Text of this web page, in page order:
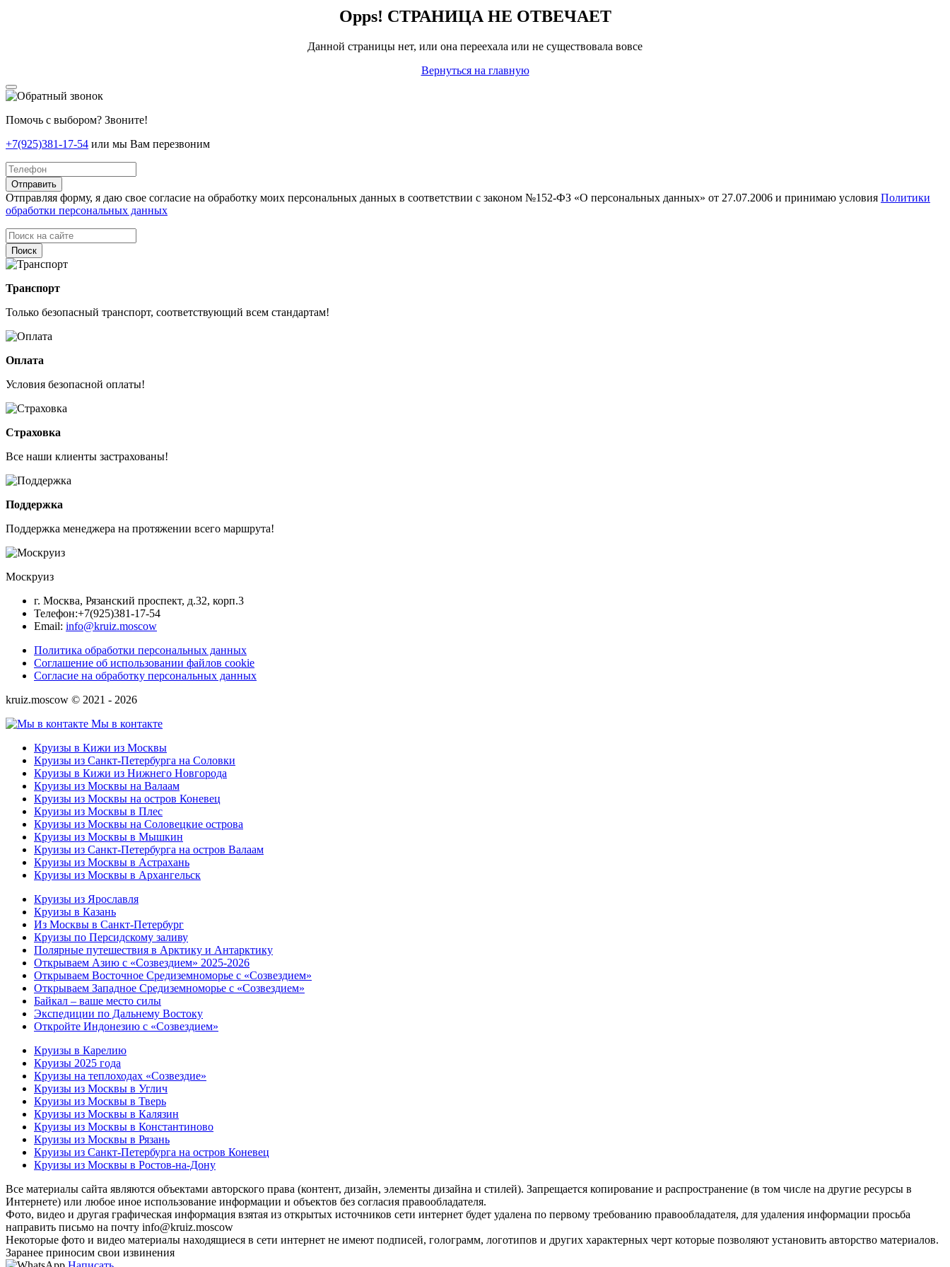
Opps! СТРАНИЦА НЕ ОТВЕЧАЕТ
Данной страницы нет, или она переехала или не существовала вовсе
Вернуться на главную
Помочь с выбором? Звоните!
+7(925)381-17-54 или мы Вам перезвоним
Отправить
Отправляя форму, я даю свое согласие на обработку моих персональных данных в соответствии с законом №152-ФЗ «О персональных данных» от 27.07.2006 и принимаю условия Политики
обработки персональных данных
Поиск
Транспорт
Только безопасный транспорт, соответствующий всем стандартам!
Оплата
Условия безопасной оплаты!
Страховка
Все наши клиенты застрахованы!
Поддержка
Поддержка менеджера на протяжении всего маршрута!
Москруиз
г. Москва, Рязанский проспект, д.32, корп.3
Телефон:+7(925)381-17-54
Email: info@kruiz.moscow
Политика обработки персональных данных
Соглашение об использовании файлов cookie
Согласие на обработку персональных данных
kruiz.moscow © 2021 - 2026
Мы в контакте
Круизы в Кижи из Москвы
Круизы из Санкт-Петербурга на Соловки
Круизы в Кижи из Нижнего Новгорода
Круизы из Москвы на Валаам
Круизы из Москвы на остров Коневец
Круизы из Москвы в Плес
Круизы из Москвы на Соловецкие острова
Круизы из Москвы в Мышкин
Круизы из Санкт-Петербурга на остров Валаам
Круизы из Москвы в Астрахань
Круизы из Москвы в Архангельск
Круизы из Ярославля
Круизы в Казань
Из Москвы в Санкт-Петербург
Круизы по Персидскому заливу
Полярные путешествия в Арктику и Антарктику
Открываем Азию с «Созвездием» 2025-2026
Открываем Восточное Средиземноморье с «Созвездием»
Открываем Западное Средиземноморье с «Созвездием»
Байкал – ваше место силы
Экспедиции по Дальнему Востоку
Откройте Индонезию с «Созвездием»
Круизы в Карелию
Круизы 2025 года
Круизы на теплоходах «Созвездие»
Круизы из Москвы в Углич
Круизы из Москвы в Тверь
Круизы из Москвы в Калязин
Круизы из Москвы в Константиново
Круизы из Москвы в Рязань
Круизы из Санкт-Петербурга на остров Коневец
Круизы из Москвы в Ростов-на-Дону
Все материалы сайта являются объектами авторского права (контент, дизайн, элементы дизайна и стилей). Запрещается копирование и распространение (в том числе на другие ресурсы в
Интернете) или любое иное использование информации и объектов без согласия правообладателя.
Фото, видео и другая графическая информация взятая из открытых источников сети интернет будет удалена по первому требованию правообладателя, для удаления информации просьба
направить письмо на почту info@kruiz.moscow
Некоторые фото и видео материалы находящиеся в сети интернет не имеют подписей, голограмм, логотипов и других характерных черт которые позволяют установить авторство материалов.
Заранее приносим свои извинения